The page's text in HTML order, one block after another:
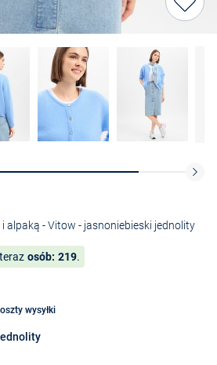
alpaką - Vitow - jasnoniebieski jednolity
osób: 219.
wysyłki